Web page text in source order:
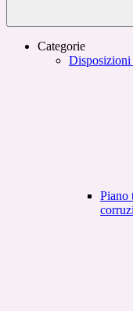
Categorie
Disposizioni
Piano